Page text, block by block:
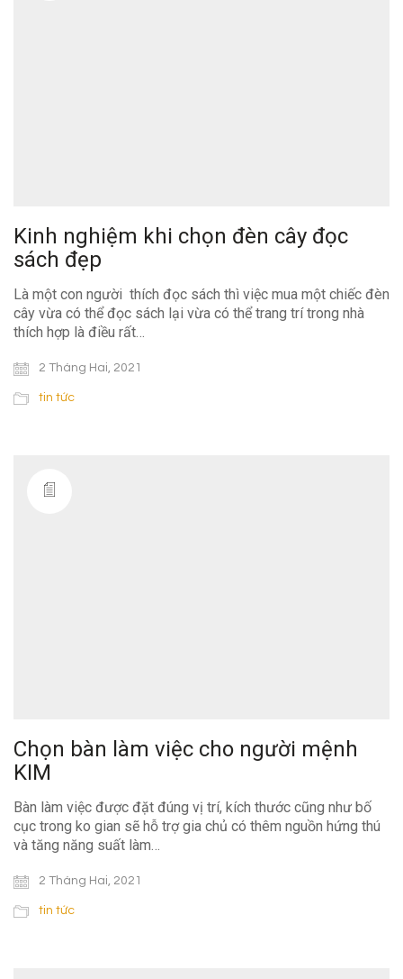
Kinh nghiệm khi chọn đèn cây đọc
sách đẹp
Là một con người thích đọc sách thì việc mua một chiếc đèn
cây vừa có thể đọc sách lại vừa có thể trang trí trong nhà
thích hợp là điều rất…
2 Tháng Hai, 2021
tin tức
Chọn bàn làm việc cho người mệnh
KIM
Bàn làm việc được đặt đúng vị trí, kích thước cũng như bố
cục trong ko gian sẽ hỗ trợ gia chủ có thêm nguồn hứng thú
và tăng năng suất làm…
2 Tháng Hai, 2021
tin tức